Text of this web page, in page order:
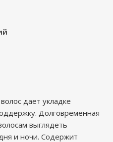
дает укладке
Долговременная
выглядеть
и ночи. Содержит